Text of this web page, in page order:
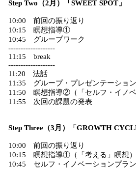
Step Two（2月）「SWEET SPOT」
10:00 前回の振り返り
10:15 瞑想指導①
10:45 グループワーク
-------------------
11:15 break
-------------------
11:20 法話
11:35 グループ・プレゼンテーション
11:50 瞑想指導②（「セルフ・イノベ
11:55 次回の課題の発表
Step Three（3月）「GROWTH
10:00 前回の振り返り
10:15 瞑想指導①（「考える」瞑想）
10:45 セルフ・イノベーションプラ